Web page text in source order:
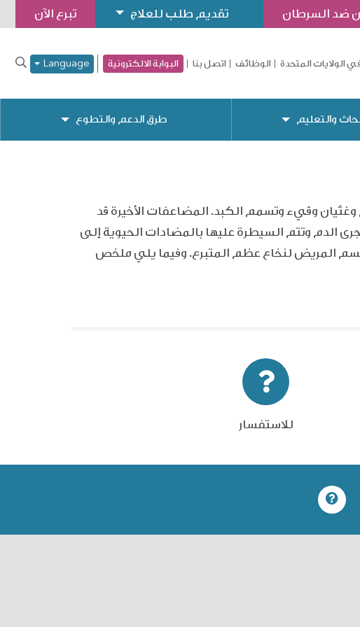
تبرع الآن تقديم طلب للعلاج ضد السرطان
الولايات المتحدة الوظائف اتصل بنا البوابة الالكترونية Language
والتعليم طرق الدعم والتطوع
وقيء وتسمم الكبد. المضاعفات الأخيرة قد
الدم وتتم السيطرة عليها بالمضادات الحيوية إلى
المريض لنخاع عظم المتبرع. وفيما يلي ملخص
للاستفسار